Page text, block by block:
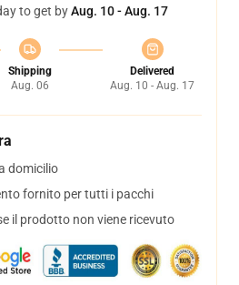
to get byAug. 10 - Aug. 17
Shipping
Aug. 06
Delivered
Aug. 10 - Aug. 17
domicilio
fornito per tutti i pacchi
il prodotto non viene ricevuto